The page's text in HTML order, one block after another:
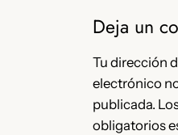
Deja un
Tu dirección
electrónico
publicada.
obligatorios